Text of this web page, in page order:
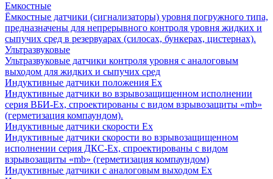
Емкостные
Ёмкостные датчики (сигнализаторы) уровня погружного типа,
предназначены для непрерывного контроля уровня жидких и
сыпучих сред в резервуарах (силосах, бункерах, цистернах).
Ультразвуковые
Ультразвуковые датчики контроля уровня с аналоговым
выходом для жидких и сыпучих сред
Индуктивные датчики положения Ех
Индуктивные датчики во взрывозащищенном исполнении
серия ВБИ-Ех, спроектированы с видом взрывозащиты «mb»
(герметизация компаундом).
Индуктивные датчики скорости Ех
Индуктивные датчики скорости во взрывозащищенном
исполнении серия ДКС-Ех, спроектированы с видом
взрывозащиты «mb» (герметизация компаундом)
Индуктивные датчики с аналоговым выходом Ех